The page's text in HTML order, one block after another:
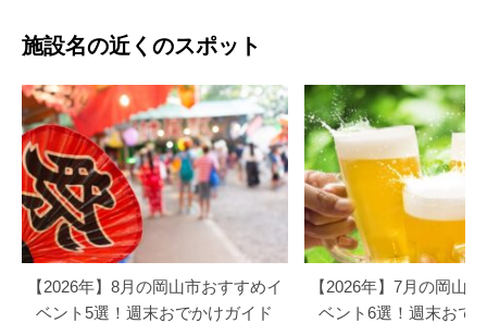
施設名の近くのスポット
【2026年】8月の岡山市おすすめイ
ベント5選！週末おでかけガイド
【2026年】7月の岡山
ベント6選！週末おで